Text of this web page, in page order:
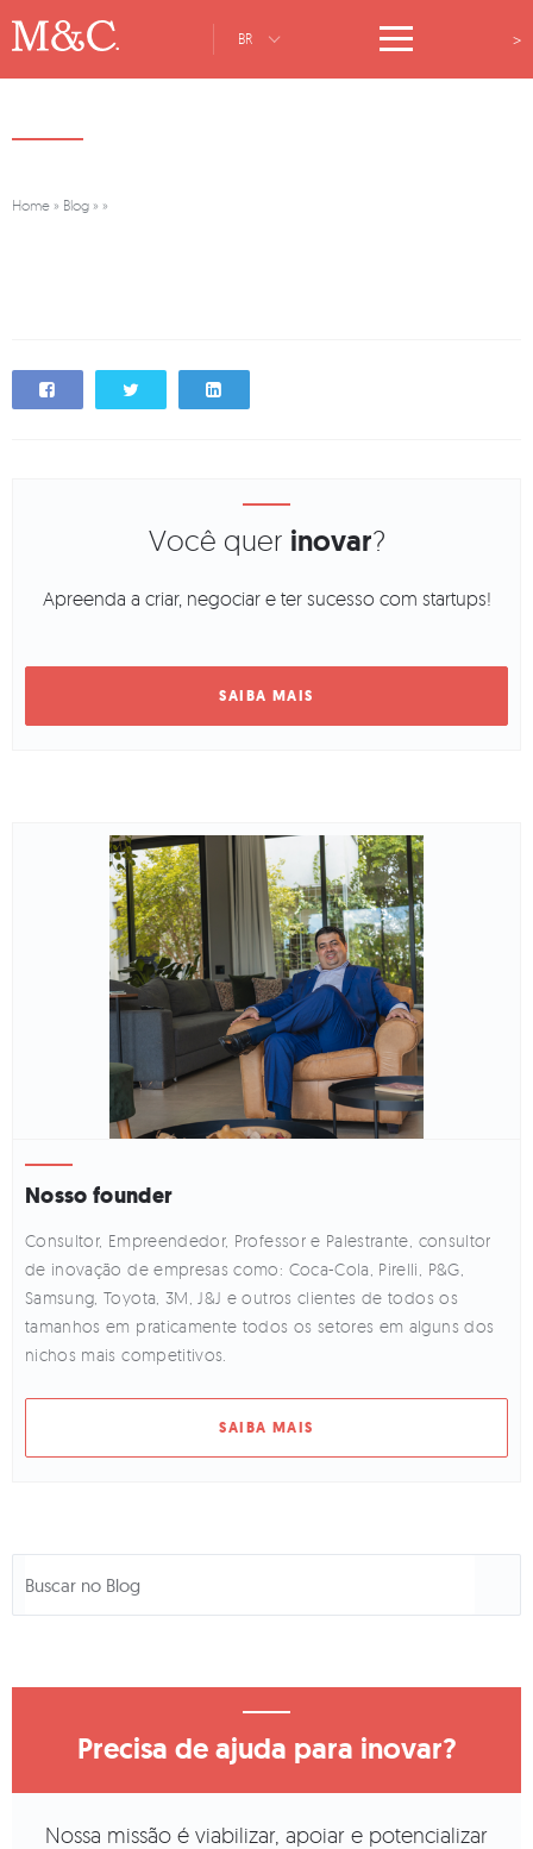
BR >
Home » Blog » »
Você quer inovar?
Apreenda a criar, negociar e ter sucesso com startups!
Nosso founder
Consultor, Empreendedor, Professor e Palestrante, consultor
de inovação de empresas como: Coca-Cola, Pirelli, P&G,
Samsung, Toyota, 3M, J&J e outros clientes de todos os
tamanhos em praticamente todos os setores em alguns dos
nichos mais competitivos.
SAIBA MAIS
Precisa de ajuda para inovar?
Nossa missão é viabilizar, apoiar e potencializar